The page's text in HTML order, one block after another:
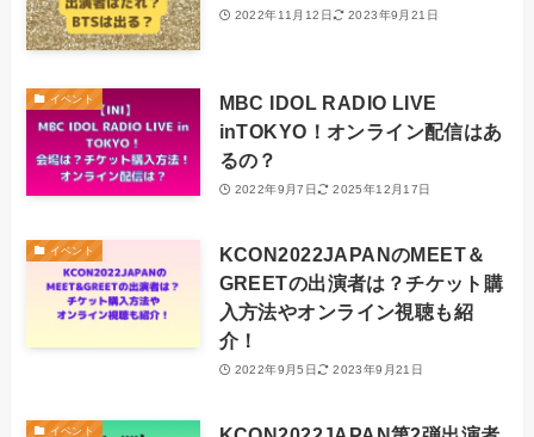
2022年11月12日 2023年9月21日
イベント
MBC IDOL RADIO LIVE
inTOKYO！オンライン配信はあ
るの？
2022年9月7日 2025年12月17日
イベント
KCON2022JAPANのMEET＆
GREETの出演者は？チケット購
入方法やオンライン視聴も紹
介！
2022年9月5日 2023年9月21日
イベント